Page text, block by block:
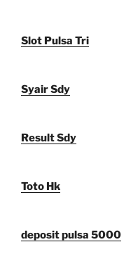
Slot Pulsa Tri
Syair Sdy
Result Sdy
Toto Hk
deposit pulsa 5000